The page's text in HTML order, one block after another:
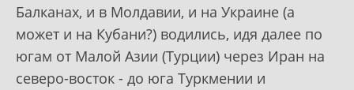
Балканах, и в Молдавии, и на Украине (а
может и на Кубани?) водились, идя далее по
югам от Малой Азии (Турции) через Иран на
северо-восток - до юга Туркмении и